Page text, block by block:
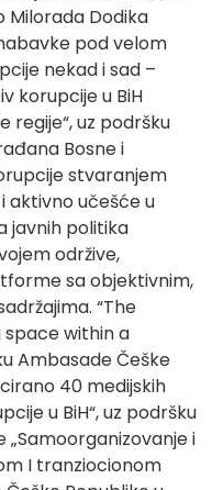
Milorada Dodika
pod velom
nekad i sad –
korupcije u BiH
regije“, uz podršku
Bosne i
stvaranjem
aktivno učešće u
javnih politika
održive,
sa objektivnim,
“The
within a
Ambasade Češke
40 medijskih
u BiH“, uz podršku
„Samoorganizovanje i
I tranziocionom